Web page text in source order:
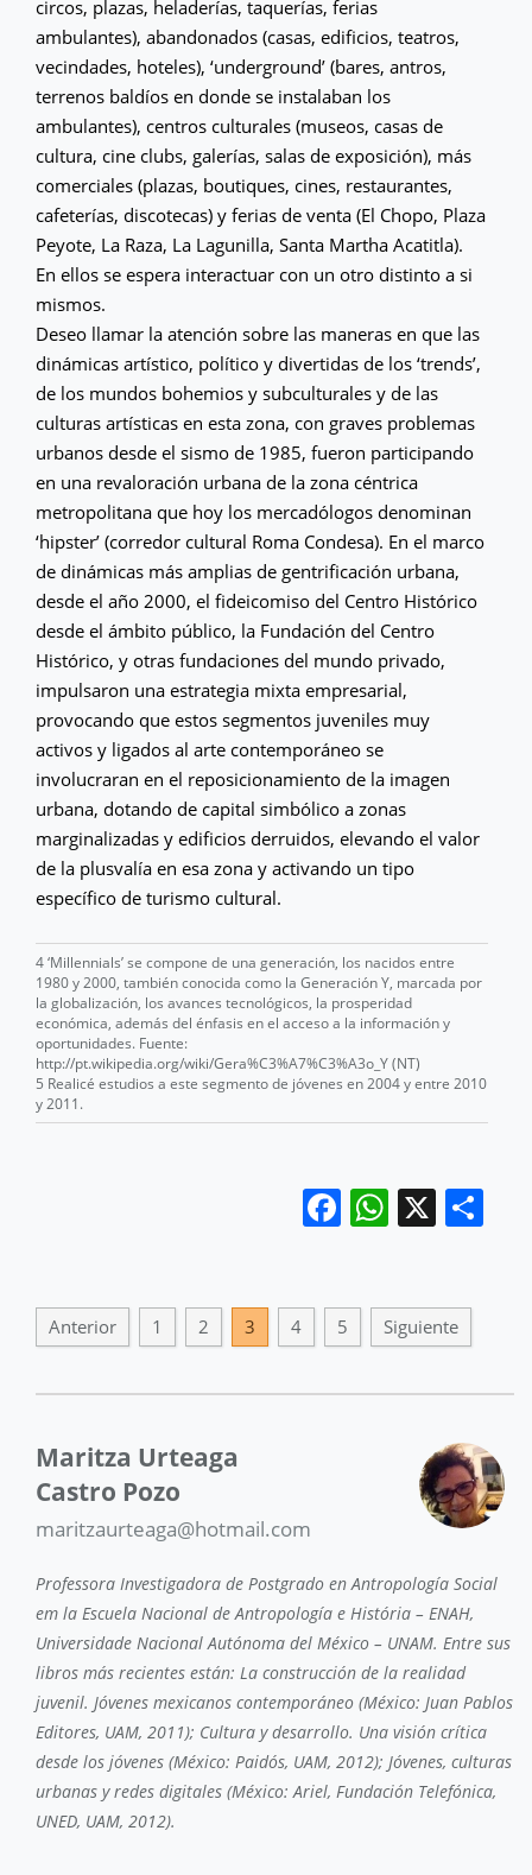
circos, plazas, heladerías, taquerías, ferias
ambulantes), abandonados (casas, edificios, teatros,
vecindades, hoteles), ‘underground’ (bares, antros,
terrenos baldíos en donde se instalaban los
ambulantes), centros culturales (museos, casas de
cultura, cine clubs, galerías, salas de exposición), más
comerciales (plazas, boutiques, cines, restaurantes,
cafeterías, discotecas) y ferias de venta (El Chopo, Plaza
Peyote, La Raza, La Lagunilla, Santa Martha Acatitla).
En ellos se espera interactuar con un otro distinto a si
mismos.
Deseo llamar la atención sobre las maneras en que las
dinámicas artístico, político y divertidas de los ‘trends’,
de los mundos bohemios y subculturales y de las
culturas artísticas en esta zona, con graves problemas
urbanos desde el sismo de 1985, fueron participando
en una revaloración urbana de la zona céntrica
metropolitana que hoy los mercadólogos denominan
‘hipster’ (corredor cultural Roma Condesa). En el marco
de dinámicas más amplias de gentrificación urbana,
desde el año 2000, el fideicomiso del Centro Histórico
desde el ámbito público, la Fundación del Centro
Histórico, y otras fundaciones del mundo privado,
impulsaron una estrategia mixta empresarial,
provocando que estos segmentos juveniles muy
activos y ligados al arte contemporáneo se
involucraran en el reposicionamiento de la imagen
urbana, dotando de capital simbólico a zonas
marginalizadas y edificios derruidos, elevando el valor
de la plusvalía en esa zona y activando un tipo
específico de turismo cultural.
4 ‘Millennials’ se compone de una generación, los nacidos entre
1980 y 2000, también conocida como la Generación Y, marcada por
la globalización, los avances tecnológicos, la prosperidad
económica, además del énfasis en el acceso a la información y
oportunidades. Fuente:
http://pt.wikipedia.org/wiki/Gera%C3%A7%C3%A3o_Y (NT)
5 Realicé estudios a este segmento de jóvenes en 2004 y entre 2010
y 2011.
Facebook
X
Anterior 1 2 3 4 5 Siguiente
Maritza Urteaga
Castro Pozo
maritzaurteaga@hotmail.com
Professora Investigadora de Postgrado en Antropología Social
em la Escuela Nacional de Antropología e História – ENAH,
Universidade Nacional Autónoma del México – UNAM. Entre sus
libros más recientes están: La construcción de la realidad
juvenil. Jóvenes mexicanos contemporáneo (México: Juan Pablos
Editores, UAM, 2011); Cultura y desarrollo. Una visión crítica
desde los jóvenes (México: Paidós, UAM, 2012); Jóvenes, culturas
urbanas y redes digitales (México: Ariel, Fundación Telefónica,
UNED, UAM, 2012).